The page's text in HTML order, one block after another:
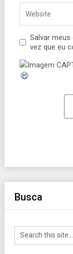
Salvar
vez que eu
Busca